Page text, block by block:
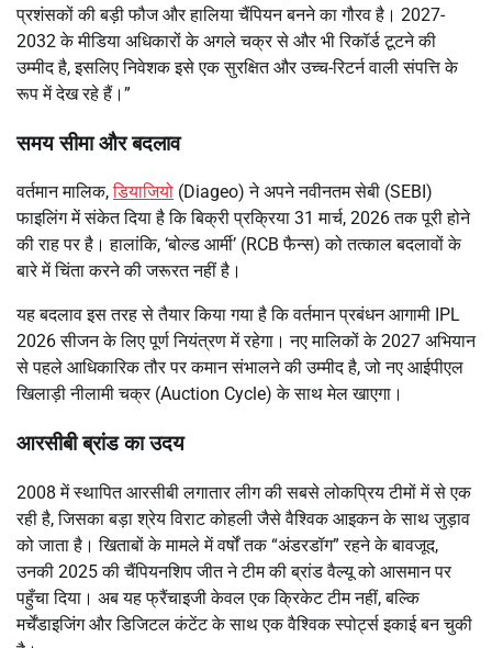
प्रशंसकों की बड़ी फौज और हालिया चैंपियन बनने का गौरव है। 2027-
2032 के मीडिया अधिकारों के अगले चक्र से और भी रिकॉर्ड टूटने की
उम्मीद है, इसलिए निवेशक इसे एक सुरक्षित और उच्च-रिटर्न वाली संपत्ति के
रूप में देख रहे हैं।”
समय सीमा और बदलाव
वर्तमान मालिक,डियाजियो (Diageo) ने अपने नवीनतम सेबी (SEBI)
फाइलिंग में संकेत दिया है कि बिक्री प्रक्रिया 31 मार्च, 2026 तक पूरी होने
की राह पर है। हालांकि, ‘बोल्ड आर्मी’ (RCB फैन्स) को तत्काल बदलावों के
बारे में चिंता करने की जरूरत नहीं है।
यह बदलाव इस तरह से तैयार किया गया है कि वर्तमान प्रबंधन आगामी IPL
2026 सीजन के लिए पूर्ण नियंत्रण में रहेगा। नए मालिकों के 2027 अभियान
से पहले आधिकारिक तौर पर कमान संभालने की उम्मीद है, जो नए आईपीएल
खिलाड़ी नीलामी चक्र (Auction Cycle) के साथ मेल खाएगा।
आरसीबी ब्रांड का उदय
2008 में स्थापित आरसीबी लगातार लीग की सबसे लोकप्रिय टीमों में से एक
रही है, जिसका बड़ा श्रेय विराट कोहली जैसे वैश्विक आइकन के साथ जुड़ाव
को जाता है। खिताबों के मामले में वर्षों तक “अंडरडॉग” रहने के बावजूद,
उनकी 2025 की चैंपियनशिप जीत ने टीम की ब्रांड वैल्यू को आसमान पर
पहुँचा दिया। अब यह फ्रैंचाइजी केवल एक क्रिकेट टीम नहीं, बल्कि
मर्चेंडाइजिंग और डिजिटल कंटेंट के साथ एक वैश्विक स्पोर्ट्स इकाई बन चुकी